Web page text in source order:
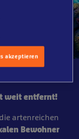
weit entfernt!
artenreichen
Bewohner
akzeptieren